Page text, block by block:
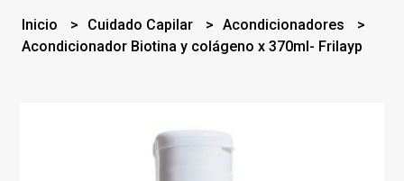
Inicio Cuidado Capilar
Acondicionadores
Acondicionador Biotina y colágeno x 370ml- Frilayp